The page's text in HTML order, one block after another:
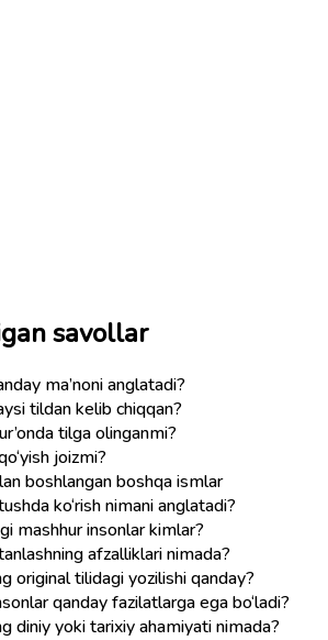
savollar
ma’noni anglatadi?
tildan kelib chiqqan?
tilga olinganmi?
joizmi?
boshlangan boshqa ismlar
ko‘rish nimani anglatadi?
mashhur insonlar kimlar?
afzalliklari nimada?
original tilidagi yozilishi qanday?
qanday fazilatlarga ega bo‘ladi?
diniy yoki tarixiy ahamiyati nimada?